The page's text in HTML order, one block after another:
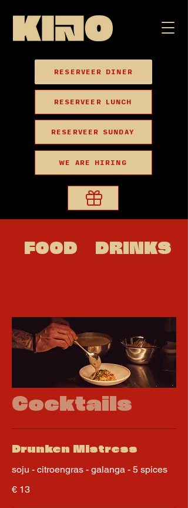
RESERVEER DINER
RESERVEER LUNCH
WE ARE HIRING
RESERVEER SUNDAY
FOOD DRINKS
Cocktails
Drunken Mistress
soju - citroengras - galanga - 5 spices
€ 13